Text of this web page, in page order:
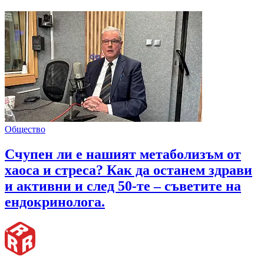
Общество
Счупен ли е нашият метаболизъм от
хаоса и стреса? Как да останем здрави
и активни и след 50-те – съветите на
ендокринолога.